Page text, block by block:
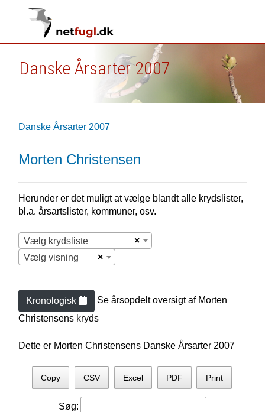
Danske Årsarter 2007
Danske Årsarter 2007
Morten Christensen
Herunder er det muligt at vælge blandt alle krydslister,
bl.a. årsartslister, kommuner, osv.
×
Vælg krydsliste
×
Vælg visning
Kronologisk Se årsopdelt oversigt af Morten
Christensens kryds
Dette er Morten Christensens Danske Årsarter 2007
Copy CSV Excel PDF Print
Søg: